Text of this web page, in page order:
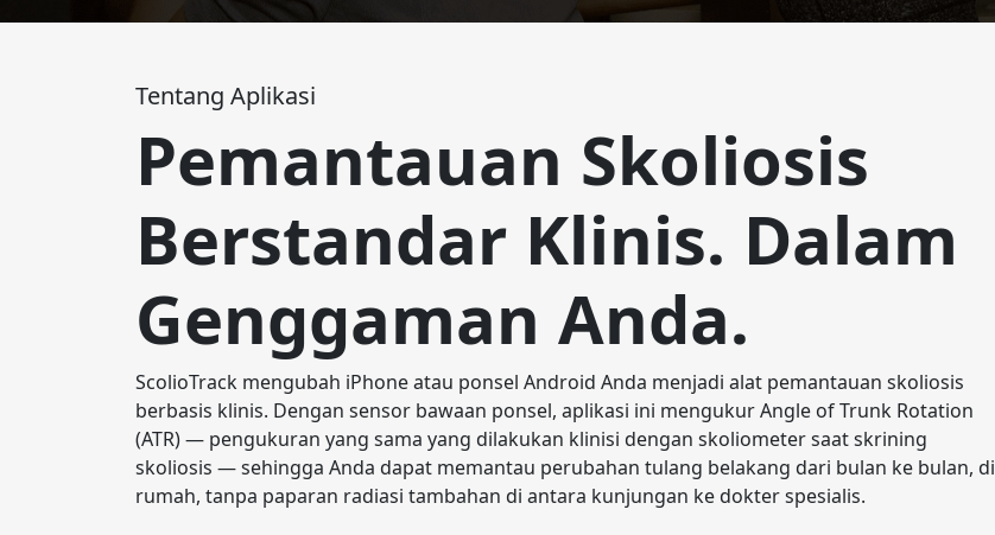
Tentang Aplikasi
Pemantauan Skoliosis
Berstandar Klinis. Dalam
Genggaman Anda.
ScolioTrack mengubah iPhone atau ponsel Android Anda menjadi alat pemantauan skoliosis
berbasis klinis. Dengan sensor bawaan ponsel, aplikasi ini mengukur Angle of Trunk Rotation
(ATR) — pengukuran yang sama yang dilakukan klinisi dengan skoliometer saat skrining
skoliosis — sehingga Anda dapat memantau perubahan tulang belakang dari bulan ke bulan, di
rumah, tanpa paparan radiasi tambahan di antara kunjungan ke dokter spesialis.